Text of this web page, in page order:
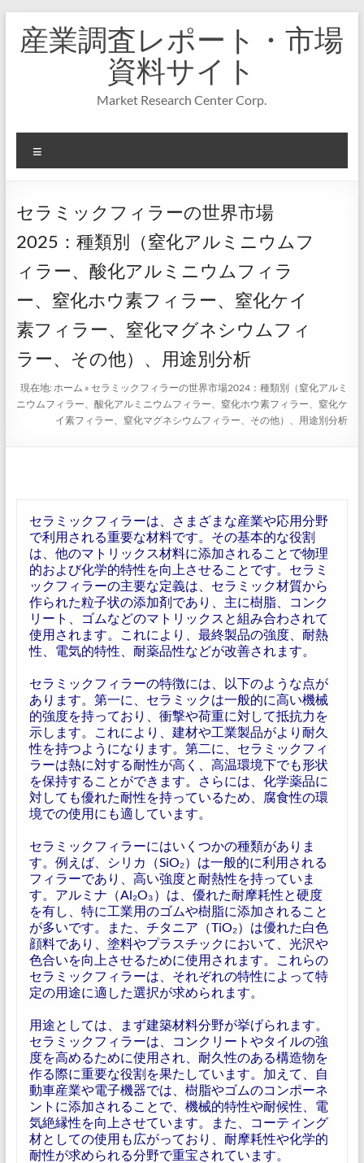
キ
プ
産業調査レポート・市場
資料サイト
Market Research Center Corp.
ニ
ー
セラミックフィラーの世界市場
2025：種類別（窒化アルミニウムフ
ィラー、酸化アルミニウムフィラ
ー、窒化ホウ素フィラー、窒化ケイ
素フィラー、窒化マグネシウムフィ
ラー、その他）、用途別分析
現在地:ホーム » セラミックフィラーの世界市場2024：種類別（窒化アルミ
ニウムフィラー、酸化アルミニウムフィラー、窒化ホウ素フィラー、窒化ケ
イ素フィラー、窒化マグネシウムフィラー、その他）、用途別分析
セラミックフィラーは、さまざまな産業や応用分野
で利用される重要な材料です。その基本的な役割
は、他のマトリックス材料に添加されることで物理
的および化学的特性を向上させることです。セラミ
ックフィラーの主要な定義は、セラミック材質から
作られた粒子状の添加剤であり、主に樹脂、コンク
リート、ゴムなどのマトリックスと組み合わされて
使用されます。これにより、最終製品の強度、耐熱
性、電気的特性、耐薬品性などが改善されます。
セラミックフィラーの特徴には、以下のような点が
あります。第一に、セラミックは一般的に高い機械
的強度を持っており、衝撃や荷重に対して抵抗力を
示します。これにより、建材や工業製品がより耐久
性を持つようになります。第二に、セラミックフィ
ラーは熱に対する耐性が高く、高温環境下でも形状
を保持することができます。さらには、化学薬品に
対しても優れた耐性を持っているため、腐食性の環
境での使用にも適しています。
セラミックフィラーにはいくつかの種類がありま
す。例えば、シリカ（SiO₂）は一般的に利用される
フィラーであり、高い強度と耐熱性を持っていま
す。アルミナ（Al₂O₃）は、優れた耐摩耗性と硬度
を有し、特に工業用のゴムや樹脂に添加されること
が多いです。また、チタニア（TiO₂）は優れた白色
顔料であり、塗料やプラスチックにおいて、光沢や
色合いを向上させるために使用されます。これらの
セラミックフィラーは、それぞれの特性によって特
定の用途に適した選択が求められます。
用途としては、まず建築材料分野が挙げられます。
セラミックフィラーは、コンクリートやタイルの強
度を高めるために使用され、耐久性のある構造物を
作る際に重要な役割を果たしています。加えて、自
動車産業や電子機器では、樹脂やゴムのコンポーネ
ントに添加されることで、機械的特性や耐候性、電
気絶縁性を向上させています。また、コーティング
材としての使用も広がっており、耐摩耗性や化学的
耐性が求められる分野で重宝されています。